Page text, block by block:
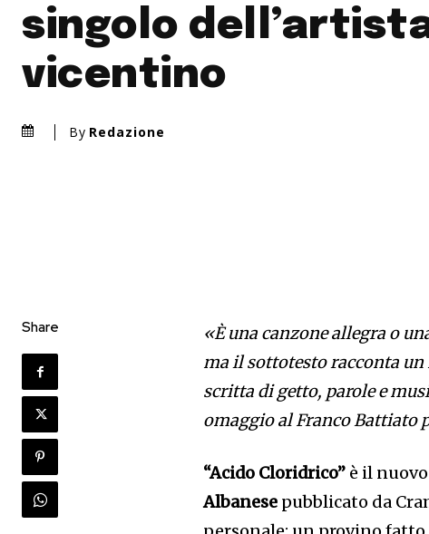
singolo
vicentino
By Redazione
Share
«È una canzone allegra o
ma il sottotesto racconta un
scritta di getto, parole e
omaggio al Franco Battiato
“Acido Cloridrico” è il
Albanese pubblicato da